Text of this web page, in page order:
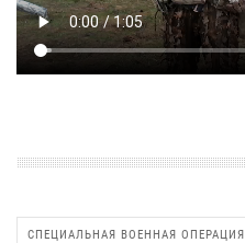
СПЕЦИАЛЬНАЯ ВОЕННАЯ ОПЕРАЦИЯ